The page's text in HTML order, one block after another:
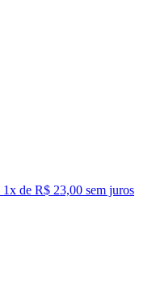
1x de R$ 23,00 sem juros